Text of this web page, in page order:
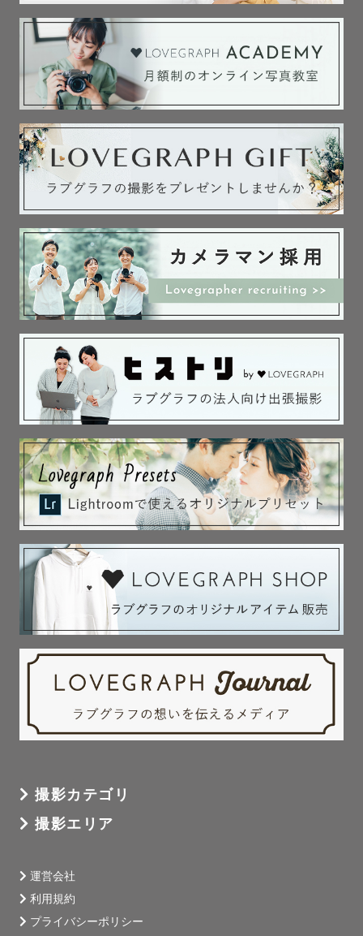
撮影カテゴリ
撮影エリア
運営会社
利用規約
プライバシーポリシー